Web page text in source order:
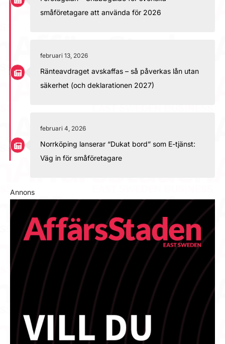
småföretagare att använda för 2026
februari 13, 2026
Ränteavdraget avskaffas – så påverkas lån utan
säkerhet (och deklarationen 2027)
februari 4, 2026
Norrköping lanserar “Dukat bord” som E-tjänst:
Väg in för småföretagare
Annons